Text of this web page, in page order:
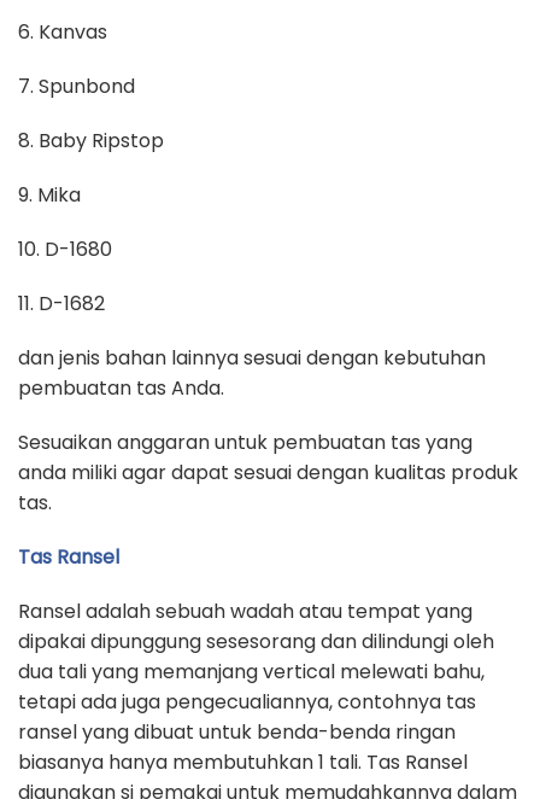
6. Kanvas
7. Spunbond
8. Baby Ripstop
9. Mika
10. D-1680
11. D-1682
dan jenis bahan lainnya sesuai dengan kebutuhan
pembuatan tas Anda.
Sesuaikan anggaran untuk pembuatan tas yang
anda miliki agar dapat sesuai dengan kualitas produk
tas.
Tas Ransel
Ransel adalah sebuah wadah atau tempat yang
dipakai dipunggung sesesorang dan dilindungi oleh
dua tali yang memanjang vertical melewati bahu,
tetapi ada juga pengecualiannya, contohnya tas
ransel yang dibuat untuk benda-benda ringan
biasanya hanya membutuhkan 1 tali. Tas Ransel
digunakan si pemakai untuk memudahkannya dalam